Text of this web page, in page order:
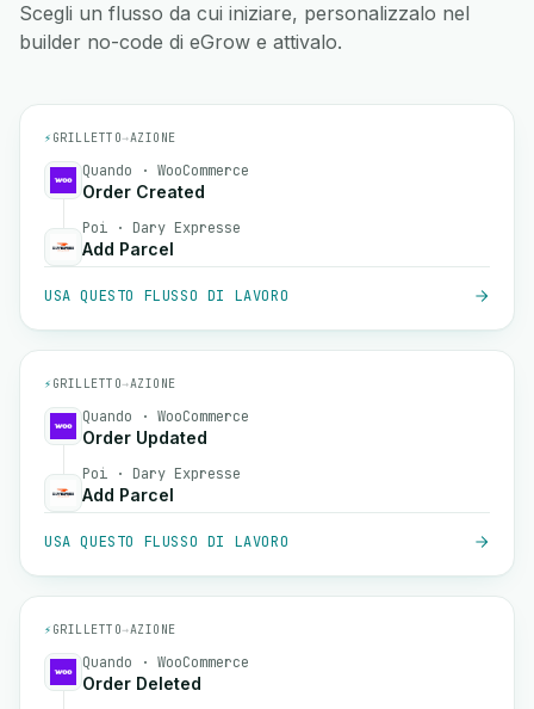
Scegli un flusso da cui iniziare, personalizzalo nel
builder no-code di eGrow e attivalo.
⚡ GRILLETTO→AZIONE
Quando · WooCommerce
Order Created
Poi · Dary Expresse
Add Parcel
USA QUESTO FLUSSO DI LAVORO
⚡ GRILLETTO→AZIONE
Quando · WooCommerce
Order Updated
Poi · Dary Expresse
Add Parcel
USA QUESTO FLUSSO DI LAVORO
⚡ GRILLETTO→AZIONE
Quando · WooCommerce
Order Deleted